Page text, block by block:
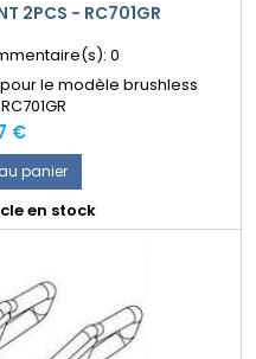
2PCS - RC701GR
0
le modèle brushless
€
panier
en stock